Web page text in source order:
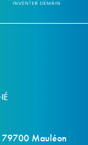
79700 Mauléon